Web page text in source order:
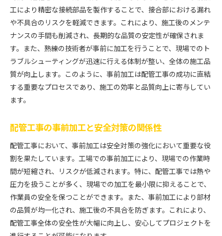
工により精密な接続部品を製作することで、接合部における漏れ
や不具合のリスクを軽減できます。これにより、施工後のメンテ
ナンスの手間も削減され、長期的な品質の安定性が確保されま
す。また、熟練の技術者が事前に加工を行うことで、現場でのト
ラブルシューティングが迅速に行える体制が整い、全体の施工品
質が向上します。このように、事前加工は配管工事の成功に直結
する重要なプロセスであり、施工の効率と品質向上に寄与してい
ます。
配管工事の事前加工と安全対策の関係性
配管工事において、事前加工は安全対策の強化において重要な役
割を果たしています。工場での事前加工により、現場での作業時
間が短縮され、リスクが低減されます。特に、配管工事では熱や
圧力を扱うことが多く、現場での加工を最小限に抑えることで、
作業員の安全を保つことができます。また、事前加工により部材
の品質が均一化され、施工後の不具合を防ぎます。これにより、
配管工事全体の安全性が大幅に向上し、安心してプロジェクトを